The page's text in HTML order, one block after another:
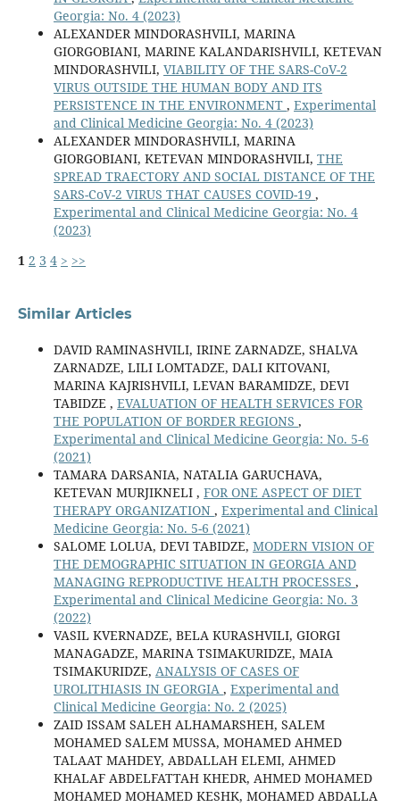
Georgia: No. 4 (2023)
ALEXANDER MINDORASHVILI, MARINA
GIORGOBIANI, MARINE KALANDARISHVILI, KETEVAN
MINDORASHVILI, VIABILITY OF THE SARS-CoV-2
VIRUS OUTSIDE THE HUMAN BODY AND ITS
PERSISTENCE IN THE ENVIRONMENT , Experimental
and Clinical Medicine Georgia: No. 4 (2023)
ALEXANDER MINDORASHVILI, MARINA
GIORGOBIANI, KETEVAN MINDORASHVILI, THE
SPREAD TRAECTORY AND SOCIAL DISTANCE OF THE
SARS-CoV-2 VIRUS THAT CAUSES COVID-19 ,
Experimental and Clinical Medicine Georgia: No. 4
(2023)
1 2 3 4 > >>
Similar Articles
DAVID RAMINASHVILI, IRINE ZARNADZE, SHALVA
ZARNADZE, LILI LOMTADZE, DALI KITOVANI,
MARINA KAJRISHVILI, LEVAN BARAMIDZE, DEVI
TABIDZE , EVALUATION OF HEALTH SERVICES FOR
THE POPULATION OF BORDER REGIONS ,
Experimental and Clinical Medicine Georgia: No. 5-6
(2021)
TAMARA DARSANIA, NATALIA GARUCHAVA,
KETEVAN MURJIKNELI , FOR ONE ASPECT OF DIET
THERAPY ORGANIZATION , Experimental and Clinical
Medicine Georgia: No. 5-6 (2021)
SALOME LOLUA, DEVI TABIDZE, MODERN VISION OF
THE DEMOGRAPHIC SITUATION IN GEORGIA AND
MANAGING REPRODUCTIVE HEALTH PROCESSES ,
Experimental and Clinical Medicine Georgia: No. 3
(2022)
VASIL KVERNADZE, BELA KURASHVILI, GIORGI
MANAGADZE, MARINA TSIMAKURIDZE, MAIA
TSIMAKURIDZE, ANALYSIS OF CASES OF
UROLITHIASIS IN GEORGIA , Experimental and
Clinical Medicine Georgia: No. 2 (2025)
ZAID ISSAM SALEH ALHAMARSHEH, SALEM
MOHAMED SALEM MUSSA, MOHAMED AHMED
TALAAT MAHDEY, ABDALLAH ELEMI, AHMED
KHALAF ABDELFATTAH KHEDR, AHMED MOHAMED
MOHAMED MOHAMED KESHK, MOHAMED ABDALLA